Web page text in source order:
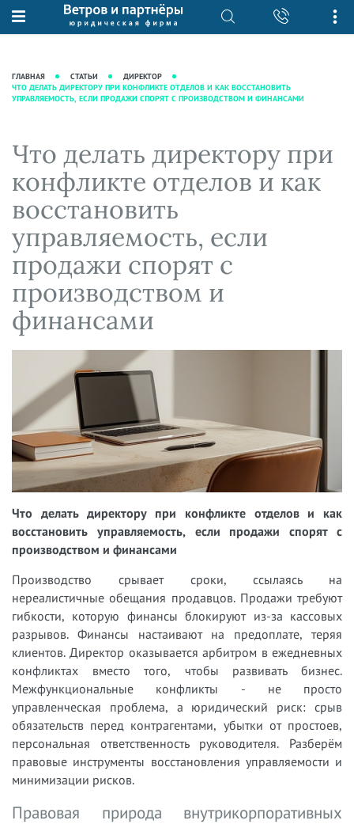
О нас
Рекомендации
Преимущества юридической
фирмы
Кейсы
Вакансии
Юридические услуги
Интеллектуальная собственность
Налоговая практика
Сопровождение бизнеса
Ведение уголовных дел
Защита активов
Ведение дел о банкротстве
База знаний
практики"
Аудиоподкасты
Видеоподкасты
Справочная
Вопросы-ответы
Вебинары и семинары
Прямые эфиры
ГЛАВНАЯ СТАТЬИ
ДИРЕКТОР
ЧТО ДЕЛАТЬ ДИРЕКТОРУ ПРИ КОНФЛИКТЕ ОТДЕЛОВ И КАК ВОССТАНОВИТЬ
УПРАВЛЯЕМОСТЬ, ЕСЛИ ПРОДАЖИ СПОРЯТ С ПРОИЗВОДСТВОМ И ФИНАНСАМИ
Что делать директору при
конфликте отделов и как
восстановить
управляемость, если
продажи спорят с
производством и
финансами
Что делать директору при конфликте отделов и как
восстановить управляемость, если продажи спорят с
производством и финансами
Производство срывает сроки, ссылаясь на
нереалистичные обещания продавцов. Продажи требуют
гибкости, которую финансы блокируют из-за кассовых
разрывов. Финансы настаивают на предоплате, теряя
клиентов. Директор оказывается арбитром в ежедневных
конфликтах вместо того, чтобы развивать бизнес.
Межфункциональные конфликты - не просто
управленческая проблема, а юридический риск: срыв
обязательств перед контрагентами, убытки от простоев,
персональная ответственность руководителя. Разберём
правовые инструменты восстановления управляемости и
минимизации рисков.
Правовая природа внутрикорпоративных